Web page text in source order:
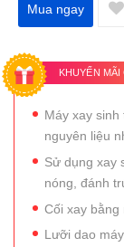
Mua ngay
KHUYẾN
Máy xay sinh
nguyên liệu
Sử dụng xay
nóng, đánh
Cối xay bằng
Lưỡi dao